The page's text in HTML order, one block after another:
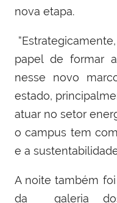
nova etapa.
papel de formar
nesse novo
estado,
atuar no setor
o campus tem
e a
A noite também
da galeria